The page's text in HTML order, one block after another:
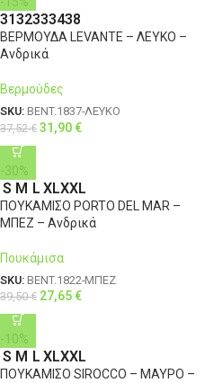
3132333438
ΒΕΡΜΟΥΔΑ LEVANTE – ΛΕΥΚΟ –
Ανδρικά
Βερμούδες
SKU: BENT.1837-ΛΕΥΚΟ
37,52€ 31,90€
-30%
S M L XLXXL
ΠΟΥΚΑΜΙΣΟ PORTO DEL MAR –
ΜΠΕΖ – Ανδρικά
Πουκάμισα
SKU: BENT.1822-ΜΠΕΖ
39,50€ 27,65€
-10%
S M L XLXXL
ΠΟΥΚΑΜΙΣΟ SIROCCO – ΜΑΥΡΟ –